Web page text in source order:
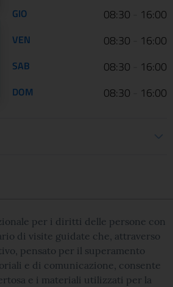
GIO 08:30 16:00
VEN 08:30 16:00
SAB 08:30 16:00
DOM 08:30 16:00
per i diritti delle persone con
di visite guidate che, attraverso
pensato per il superamento
e di comunicazione, consente
e i materiali utilizzati per la